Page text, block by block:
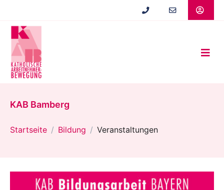
springen
KAB Bamberg
Startseite Bildung Veranstaltungen